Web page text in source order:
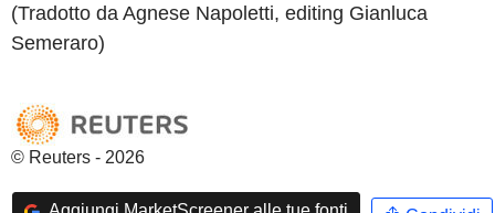
(Tradotto da Agnese Napoletti, editing Gianluca
Semeraro)
© Reuters - 2026